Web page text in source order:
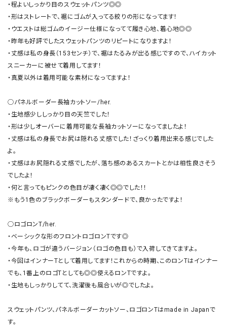
・程よいしっかり目のスウェットパンツ◎◎
・形はストレートで、裾にゴムが入ってる絞りの形になってます！
・ウエストは総ゴムのイージー仕様になってて履き心地、着心地◎◎
・昨年も好評でしたスウェットパンツのリピートになりますよ！
・丈感は私の身長（153センチ）で、裾はたるみが出る感じですので、ハイカット
スニーカーに被せて着用してます！
・真夏以外は着用可能な素材になってますよ！
◯パネルボーダー長袖カットソー/her.
・生地感少ししっかり目の天竺でした！
・形は少しオーバーに着用可能な長袖カットソーになってましたよ！
・丈感は私の身長でお尻は隠れる丈感でした！ざっくり着用出来る感じでした
よ。
・丈感はお尻隠れる丈感でしたが、落ち感のあるスカートとかは相性良さそう
でしたよ！
・何と言ってもピンクの色目が凄く凄く◎◎でした！！
※もう1色のブラックボーダーもスタンダードで、良かったですよ！
◯ロゴロンT/her.
・ベーシックな形のフロントロゴロンTです◎
・今年も、ロゴが違うバージョン（ロゴの色目も）で入荷してきてますよ。
・今回はインナーTとして着用してます！これからの時期、このロンTはインナー
でも、1番上のロゴTとしても◎◎使えるロンTですよ。
・生地もしっかりしてて、洗濯後も風合いが◎でしたよ。
スウェットパンツ、パネルボーダーカットソー、ロゴロンTはmade in Japanで
す。